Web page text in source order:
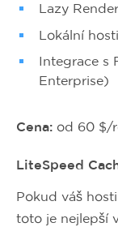
Lazy
Lokální
Integrace s
Enterprise)
Cena: od 60 $/
LiteSpeed
Pokud váš
toto je nejlepší